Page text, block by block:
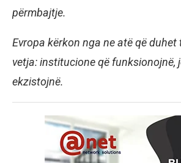
përmbajtje.
Evropa kërkon nga ne atë që duhet
vetja: institucione që funksionojnë,
ekzistojnë.